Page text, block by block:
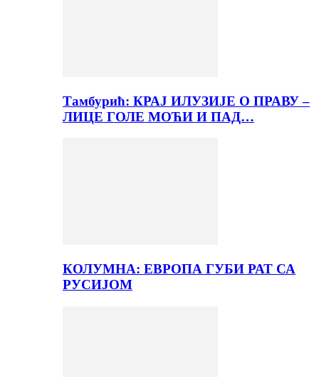
Тамбурић: КРАЈ ИЛУЗИЈЕ О ПРАВУ –
ЛИЦЕ ГОЛЕ МОЋИ И ПАД…
КОЛУМНА: ЕВРОПА ГУБИ РАТ СА
РУСИЈОМ